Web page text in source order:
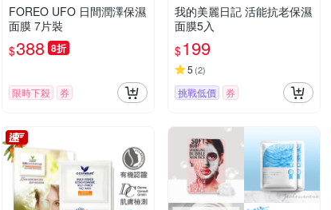
FOREO UFO 日間潤澤保濕
面膜 7片裝
$388 8折
限時下殺 券
我的美麗日記 活能抗老保濕
面膜5入
$199
5 (2)
挑戰低價 券